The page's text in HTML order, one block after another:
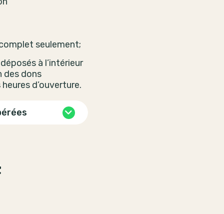
seulement;
à l’intérieur
des dons
d’ouverture.